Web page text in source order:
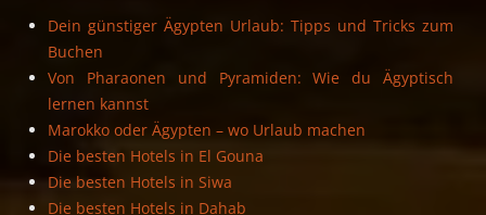
Dein günstiger Ägypten Urlaub: Tipps und Tricks zum
Buchen
Von Pharaonen und Pyramiden: Wie du Ägyptisch
lernen kannst
Marokko oder Ägypten – wo Urlaub machen
Die besten Hotels in El Gouna
Die besten Hotels in Siwa
Die besten Hotels in Dahab